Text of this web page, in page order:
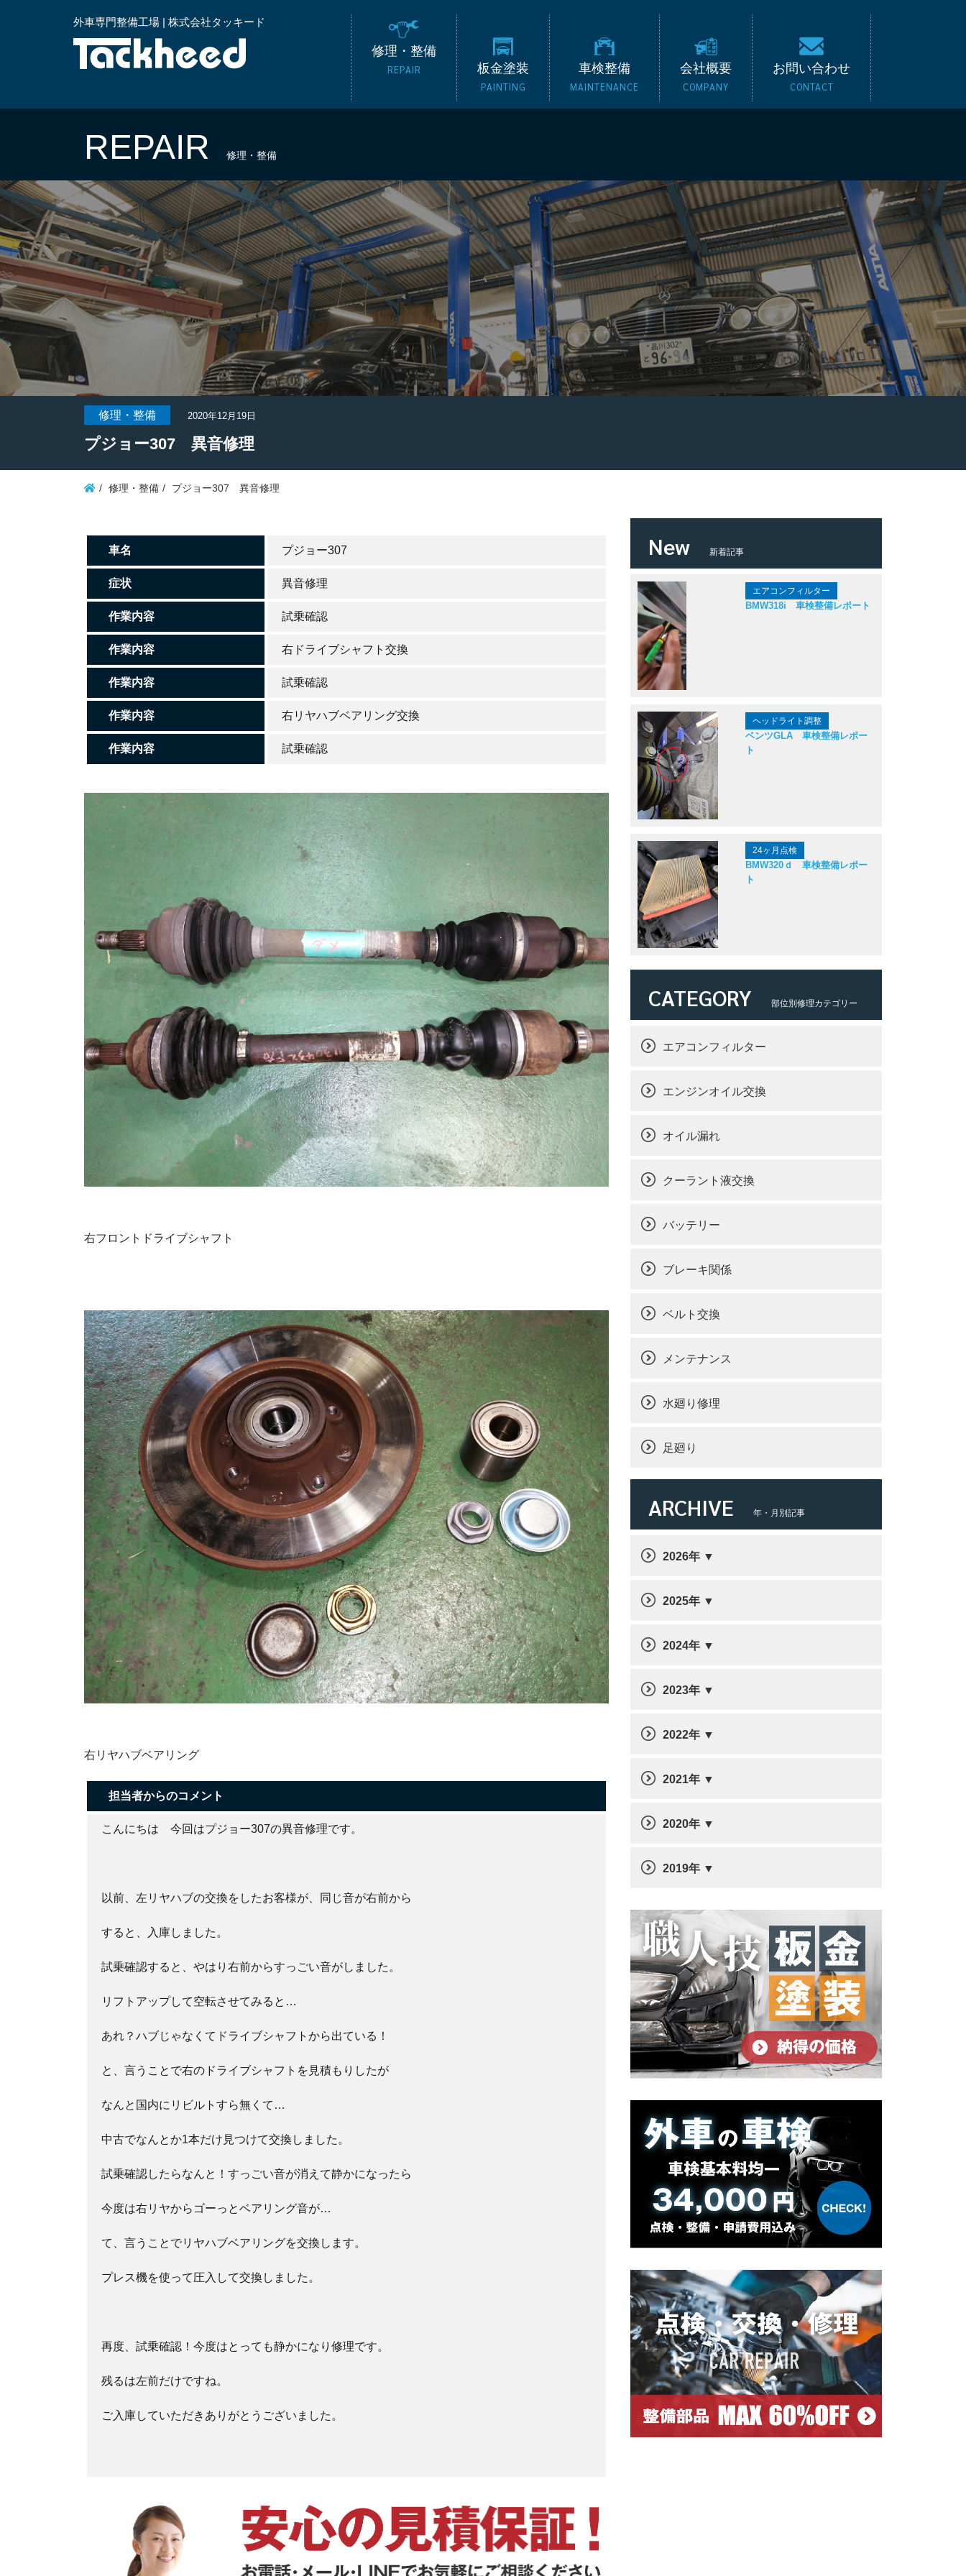
外車専門整備工場 | 株式会社タッキード
横浜の外車専門整備工場 タッキード｜BMW・ベンツ
修理・整備
REPAIR 板金塗装
PAINTING
車検整備
MAINTENANCE
会社概要
COMPANY
お問い合わせ
CONTACT
REPAIR 修理・整備
修理・整備 2020年12月19日
プジョー307 異音修理
修理・整備 プジョー307 異音修理
車名 プジョー307
症状 異音修理
作業内容 試乗確認
作業内容 右ドライブシャフト交換
作業内容 試乗確認
作業内容 右リヤハブベアリング交換
作業内容 試乗確認
右フロントドライブシャフト
右リヤハブベアリング
担当者からのコメント
こんにちは 今回はプジョー307の異音修理です。
以前、左リヤハブの交換をしたお客様が、同じ音が右前から
すると、入庫しました。
試乗確認すると、やはり右前からすっごい音がしました。
リフトアップして空転させてみると…
あれ？ハブじゃなくてドライブシャフトから出ている！
と、言うことで右のドライブシャフトを見積もりしたが
なんと国内にリビルトすら無くて…
中古でなんとか1本だけ見つけて交換しました。
試乗確認したらなんと！すっごい音が消えて静かになったら
今度は右リヤからゴーっとベアリング音が…
て、言うことでリヤハブベアリングを交換します。
プレス機を使って圧入して交換しました。
再度、試乗確認！今度はとっても静かになり修理です。
残るは左前だけですね。
ご入庫していただきありがとうございました。
New 新着記事
エアコンフィルター
BMW318i 車検整備レポート
ヘッドライト調整
ベンツGLA 車検整備レポー
ト
24ヶ月点検
BMW320ｄ 車検整備レポー
ト
CATEGORY 部位別修理カテゴリー
エアコンフィルター
エンジンオイル交換
オイル漏れ
クーラント液交換
バッテリー
ブレーキ関係
ベルト交換
メンテナンス
水廻り修理
足廻り
ARCHIVE 年・月別記事
2026年
2025年
2024年
2023年
2022年
2021年
2020年
2019年